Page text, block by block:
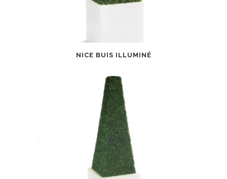
NICE BUIS ILLUMINÉ